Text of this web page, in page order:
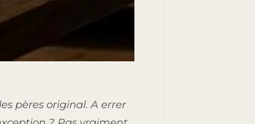
pères original. A errer